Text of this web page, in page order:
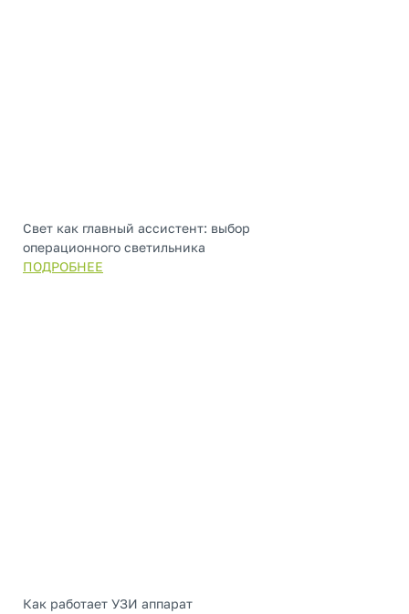
Свет как главный ассистент: выбор
операционного светильника
ПОДРОБНЕЕ
Как работает УЗИ аппарат